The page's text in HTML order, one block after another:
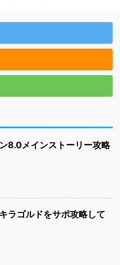
8.0メインストーリー攻略
ラゴルドをサポ攻略して